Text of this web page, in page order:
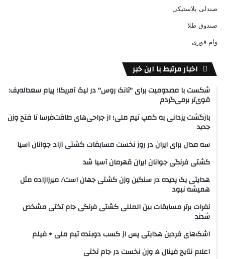
صندلی پلاستیکی
صندوق طلا
وام فوری
اخبار مرتبط با این خبر
شکست با مصدومیت برای "تانک روس" در لیگ آمریکا؛ پیام سعداله‌یف:
قوی‌تر برمی‌گردم
بازگشت یزدانی به کمپ تیم ملی؛ از جراحی‌های طاقت‌فرسا تا فتح وزن
جدید
سه مدال برای ایران در روز نخست مسابقات کشتی آزاد جوانان آسیا
کشتی فرنگی جوانان ایران قهرمان آسیا شد
هدایتی یک پدیده در سنگین وزن کشتی جهان است/ میرزازاده مثل
همیشه نبود
نفرات برتر مسابقات بین المللی کشتی فرنگی جام تختی مشخص
شدند
اشک‌های فردین هدایتی پس از کسب دوبنده تیم ملی + فیلم
اعلام نتایج فینال ۵ وزن نخست در جام تختی